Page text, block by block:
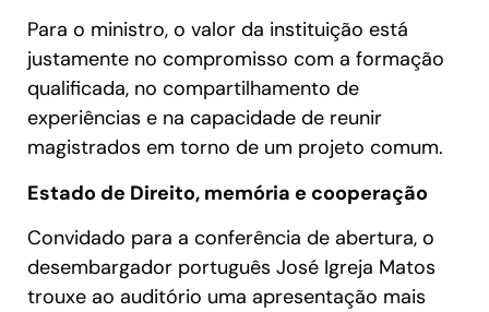
Para o ministro, o valor da instituição está
justamente no compromisso com a formação
qualificada, no compartilhamento de
experiências e na capacidade de reunir
magistrados em torno de um projeto comum.
Estado de Direito, memória e cooperação
Convidado para a conferência de abertura, o
desembargador português José Igreja Matos
trouxe ao auditório uma apresentação mais